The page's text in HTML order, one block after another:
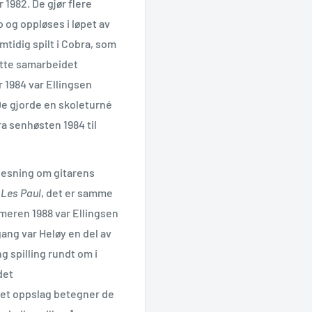
De gjør flere
oppløses i løpet av
spilt i Cobra, som
samarbeidet
var Ellingsen
gjorde en skoleturné
senhøsten 1984 til
om gitarens
Paul, det er samme
1988 var Ellingsen
var Heløy en del av
spilling rundt om i
oppslag betegner de